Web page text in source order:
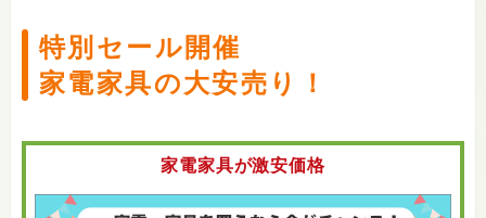
特別セール開催
家電家具の大安売り！
家電家具が激安価格